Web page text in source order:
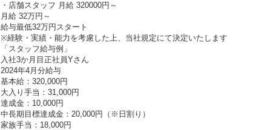
・店舗スタッフ 月給 320000円～
月給 32万円～
給与最低32万円スタート
※経験・実績・能力を考慮した上、当社規定にて決定いたします
「スタッフ給与例」
入社3か月目正社員Yさん
2024年4月分給与
基本給：320,000円
大入り手当：31,000円
達成金：10,000円
中長期目標達成金：20,000円（※日割り）
家族手当：18,000円